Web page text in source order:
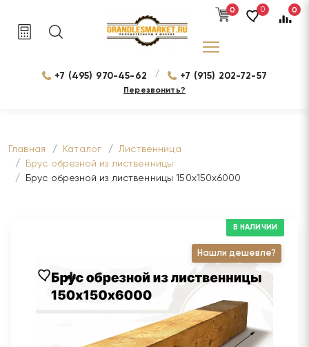
0 0 0
+7 (495) 970-45-62 / +7 (915) 202-72-57
Перезвонить?
Главная Каталог
Лиственница
Брус обрезной из лиственницы
Брус обрезной из лиственницы 150х150х6000
Нашли дешевле?
В НАЛИЧИИ